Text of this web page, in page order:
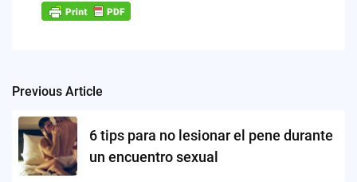
Post
navigation
Previous Article
6 tips para no lesionar el pene durante
un encuentro sexual